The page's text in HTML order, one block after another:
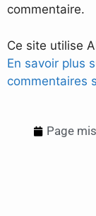
commentaire.
Ce site utilise
En savoir plus
commentaires
Page